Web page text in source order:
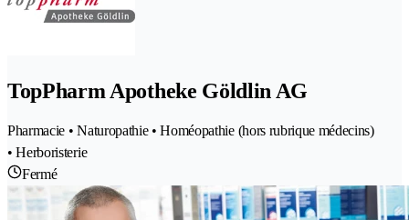
TopPharm Apotheke Göldlin AG
Pharmacie • Naturopathie • Homéopathie (hors rubrique médecins)
• Herboristerie
Fermé